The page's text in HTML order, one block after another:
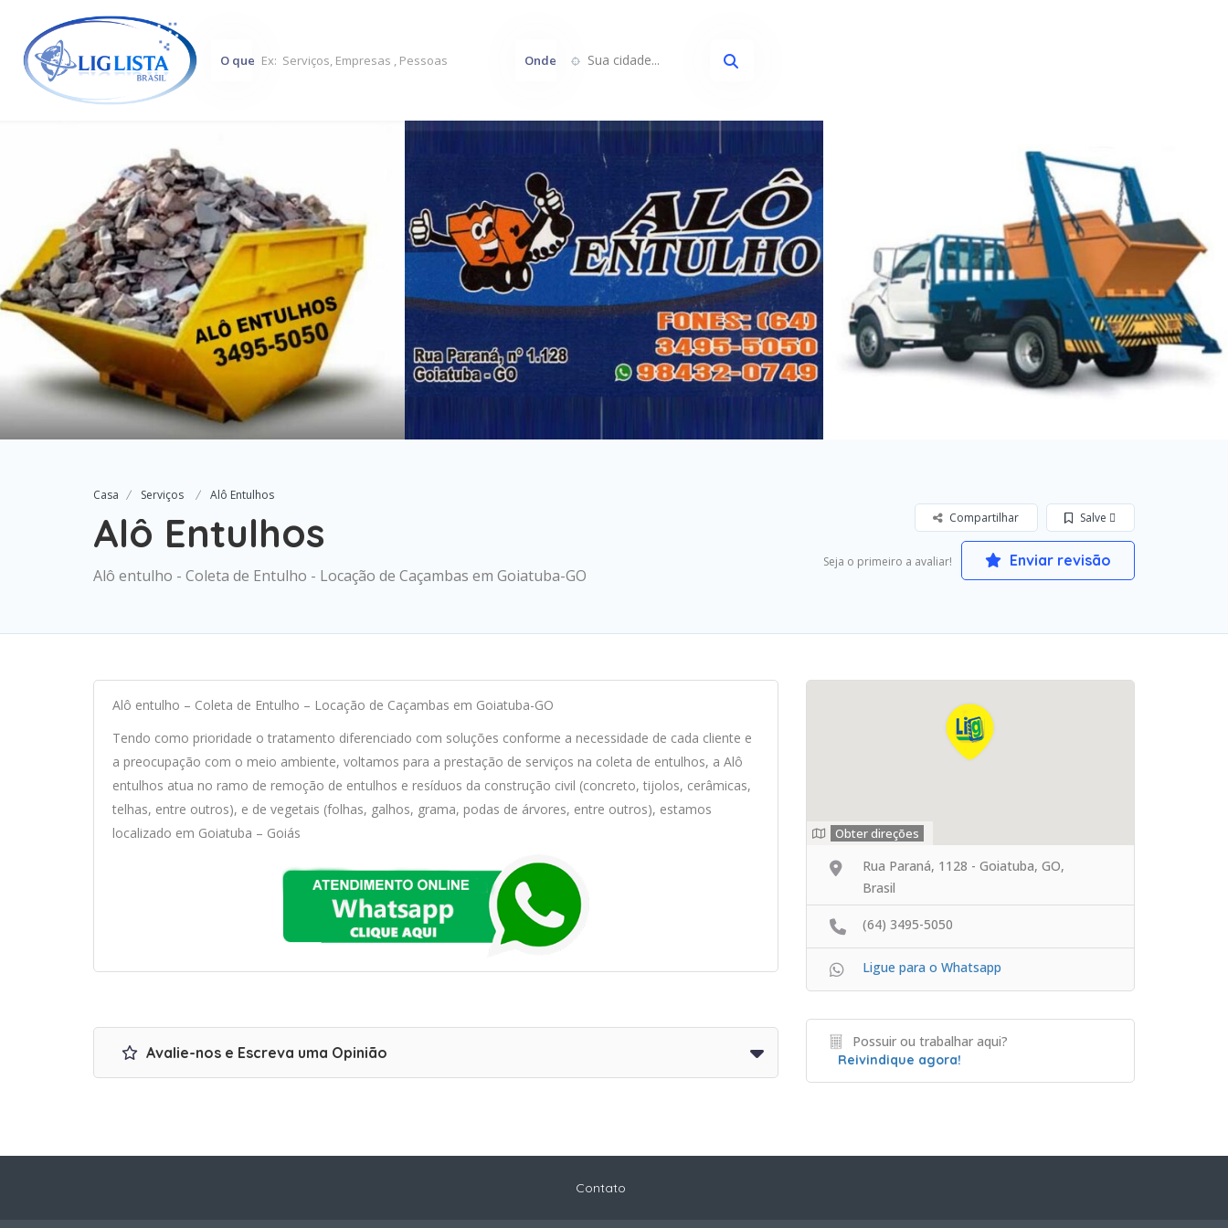
O que Onde Sua cidade...
Casa Serviços Alô Entulhos
Alô Entulhos
Alô entulho - Coleta de Entulho - Locação de Caçambas em Goiatuba-GO
Salve 
Compartilhar
Seja o primeiro a avaliar! Enviar revisão
Alô entulho – Coleta de Entulho – Locação de Caçambas em Goiatuba-GO
Tendo como prioridade o tratamento diferenciado com soluções conforme a necessidade de cada cliente e
a preocupação com o meio ambiente, voltamos para a prestação de serviços na coleta de entulhos, a Alô
entulhos atua no ramo de remoção de entulhos e resíduos da construção civil (concreto, tijolos, cerâmicas,
telhas, entre outros), e de vegetais (folhas, galhos, grama, podas de árvores, entre outros), estamos
localizado em Goiatuba – Goiás
Avalie-nos e Escreva uma Opinião
Obter direções
Rua Paraná, 1128 - Goiatuba, GO,
Brasil
(64) 3495-5050
Ligue para o Whatsapp
Possuir ou trabalhar aqui?
Reivindique agora!
Contato